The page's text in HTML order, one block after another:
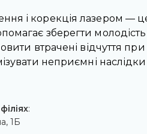
і корекція лазером —
зберегти молодість
втрачені відчуття при
неприємні
:
1Б